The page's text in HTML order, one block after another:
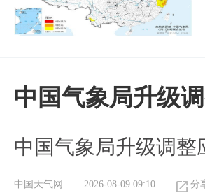
中国气象局升级
中国气象局升级调
中国天气网 2026-08-09 09:10 分